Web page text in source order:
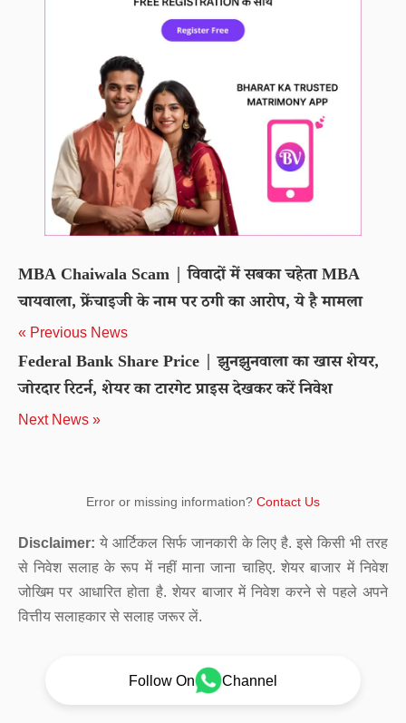
MBA Chaiwala Scam | विवादों में सबका चहेता MBA
चायवाला, फ्रेंचाइजी के नाम पर ठगी का आरोप, ये है मामला
« Previous News
Federal Bank Share Price | झुनझुनवाला का खास शेयर,
जोरदार रिटर्न, शेयर का टारगेट प्राइस देखकर करें निवेश
Next News »
Error or missing information? Contact Us
Disclaimer: ये आर्टिकल सिर्फ जानकारी के लिए है. इसे किसी भी तरह
से निवेश सलाह के रूप में नहीं माना जाना चाहिए. शेयर बाजार में निवेश
जोखिम पर आधारित होता है. शेयर बाजार में निवेश करने से पहले अपने
वित्तीय सलाहकार से सलाह जरूर लें.
Follow On Channel